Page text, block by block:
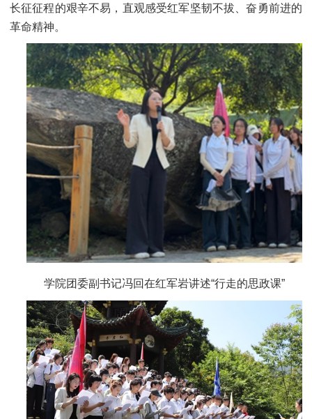
长征征程的艰辛不易，直观感受红军坚韧不拔、奋勇前进的
革命精神。
学院团委副书记冯回在红军岩讲述“行走的思政课”